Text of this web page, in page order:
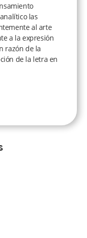
las
al arte
a la expresión
razón de la
de la letra en